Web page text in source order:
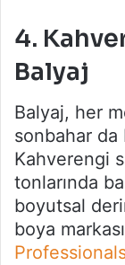
4.
Balyaj
Balyaj, her
sonbahar da
Kahverengi
tonlarında
boyutsal
boya